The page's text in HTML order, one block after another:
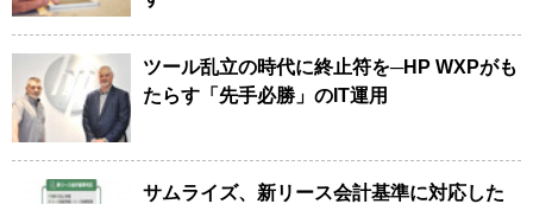
ツール乱立の時代に終止符を─HP WXPがも
たらす「先手必勝」のIT運用
サムライズ、新リース会計基準に対応した